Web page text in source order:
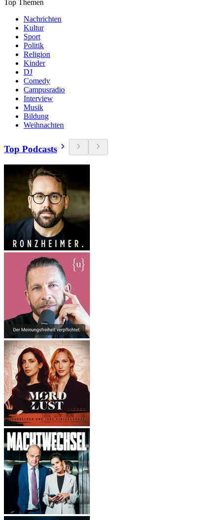
Top Themen
Nachrichten
Kultur
Sport
Politik
Religion
Kinder
DJ
Comedy
Campusradio
Interview
Musik
Bildung
Weihnachten
Top Podcasts